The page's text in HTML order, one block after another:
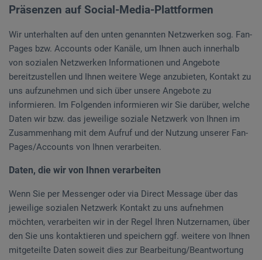
Präsenzen auf Social-Media-Plattformen
Wir unterhalten auf den unten genannten Netzwerken sog. Fan-
Pages bzw. Accounts oder Kanäle, um Ihnen auch innerhalb
von sozialen Netzwerken Informationen und Angebote
bereitzustellen und Ihnen weitere Wege anzubieten, Kontakt zu
uns aufzunehmen und sich über unsere Angebote zu
informieren. Im Folgenden informieren wir Sie darüber, welche
Daten wir bzw. das jeweilige soziale Netzwerk von Ihnen im
Zusammenhang mit dem Aufruf und der Nutzung unserer Fan-
Pages/Accounts von Ihnen verarbeiten.
Daten, die wir von Ihnen verarbeiten
Wenn Sie per Messenger oder via Direct Message über das
jeweilige sozialen Netzwerk Kontakt zu uns aufnehmen
möchten, verarbeiten wir in der Regel Ihren Nutzernamen, über
den Sie uns kontaktieren und speichern ggf. weitere von Ihnen
mitgeteilte Daten soweit dies zur Bearbeitung/Beantwortung